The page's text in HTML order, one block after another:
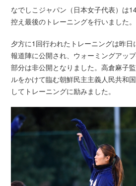
なでしこジャパン（日本女子代表）は
控え最後のトレーニングを行いました。
夕方に1回行われたトレーニングは昨
報道陣に公開され、ウォーミングアッ
部分は非公開となりました。高倉麻子
ルをかけて臨む朝鮮民主主義人民共和
してトレーニングに励みました。